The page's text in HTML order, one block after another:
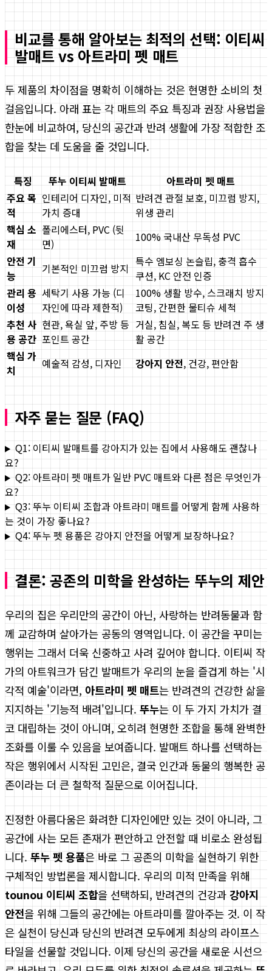
비교를 통해 알아보는 최적의 선택: 이티씨
발매트 vs 아트라미 펫 매트
두 제품의 차이점을 명확히 이해하는 것은 현명한 소비의 첫
걸음입니다. 아래 표는 각 매트의 주요 특징과 권장 사용법을
한눈에 비교하여, 당신의 공간과 반려 생활에 가장 적합한 조
합을 찾는 데 도움을 줄 것입니다.
특징 뚜누 이티씨 발매트
아트라미 펫 매트
주요 목
적
인테리어 디자인, 미적
가치 증대
반려견 관절 보호, 미끄럼 방지,
위생 관리
핵심 소
재
폴리에스터, PVC (뒷
면)
100% 국내산 무독성 PVC
안전 기
능
기본적인 미끄럼 방지 특수 엠보싱 논슬립, 충격 흡수
쿠션, KC 안전 인증
관리 용
이성
세탁기 사용 가능 (디
자인에 따라 제한적)
100% 생활 방수, 스크래치 방지
코팅, 간편한 물티슈 세척
추천 사
용 공간
현관, 욕실 앞, 주방 등
포인트 공간
거실, 침실, 복도 등 반려견 주 생
활 공간
핵심 가
치
예술적 감성, 디자인 강아지 안전, 건강, 편안함
자주 묻는 질문 (FAQ)
Q1: 이티씨 발매트를 강아지가 있는 집에서 사용해도 괜찮나
요?
Q2: 아트라미 펫 매트가 일반 PVC 매트와 다른 점은 무엇인가
요?
Q3: 뚜누 이티씨 조합과 아트라미 매트를 어떻게 함께 사용하
는 것이 가장 좋나요?
Q4: 뚜누 펫 용품은 강아지 안전을 어떻게 보장하나요?
결론: 공존의 미학을 완성하는 뚜누의 제안
우리의 집은 우리만의 공간이 아닌, 사랑하는 반려동물과 함
께 교감하며 살아가는 공동의 영역입니다. 이 공간을 꾸미는
행위는 그래서 더욱 신중하고 사려 깊어야 합니다. 이티씨 작
가의 아트워크가 담긴 발매트가 우리의 눈을 즐겁게 하는 '시
각적 예술'이라면, 아트라미 펫 매트는 반려견의 건강한 삶을
지지하는 '기능적 배려'입니다. 뚜누는 이 두 가지 가치가 결
코 대립하는 것이 아니며, 오히려 현명한 조합을 통해 완벽한
조화를 이룰 수 있음을 보여줍니다. 발매트 하나를 선택하는
작은 행위에서 시작된 고민은, 결국 인간과 동물의 행복한 공
존이라는 더 큰 철학적 질문으로 이어집니다.
진정한 아름다움은 화려한 디자인에만 있는 것이 아니라, 그
공간에 사는 모든 존재가 편안하고 안전할 때 비로소 완성됩
니다. 뚜누 펫 용품은 바로 그 공존의 미학을 실현하기 위한
구체적인 방법론을 제시합니다. 우리의 미적 만족을 위해
tounou 이티씨 조합을 선택하되, 반려견의 건강과 강아지
안전을 위해 그들의 공간에는 아트라미를 깔아주는 것. 이 작
은 실천이 당신과 당신의 반려견 모두에게 최상의 라이프스
타일을 선물할 것입니다. 이제 당신의 공간을 새로운 시선으